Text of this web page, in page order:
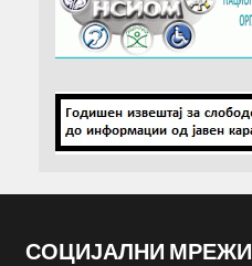
СОЦИЈАЛНИ МРЕЖИ